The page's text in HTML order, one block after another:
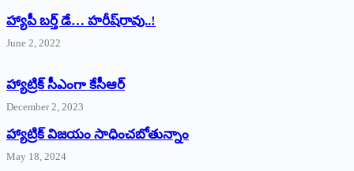
హ్యాపీ బర్త్ ‌డే… హరీష్‌రావు..!
June 2, 2022
హ్యాట్రిక్‌ ‌సీఎంగా కేసీఆర్‌
December 2, 2023
హ్యాట్రిక్‌ విజయం సాధించబోతున్నాం
May 18, 2024